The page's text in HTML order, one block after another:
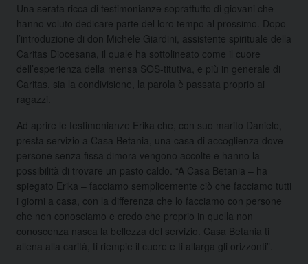
Una serata ricca di testimonianze soprattutto di giovani che
hanno voluto dedicare parte del loro tempo al prossimo. Dopo
l’introduzione di don Michele Giardini, assistente spirituale della
Caritas Diocesana, il quale ha sottolineato come il cuore
dell’esperienza della mensa SOS-titutiva, e più in generale di
Caritas, sia la condivisione, la parola è passata proprio ai
ragazzi.
Ad aprire le testimonianze Erika che, con suo marito Daniele,
presta servizio a Casa Betania, una casa di accoglienza dove
persone senza fissa dimora vengono accolte e hanno la
possibilità di trovare un pasto caldo. “A Casa Betania – ha
spiegato Erika – facciamo semplicemente ciò che facciamo tutti
i giorni a casa, con la differenza che lo facciamo con persone
che non conosciamo e credo che proprio in quella non
conoscenza nasca la bellezza del servizio. Casa Betania ti
allena alla carità, ti riempie il cuore e ti allarga gli orizzonti”.